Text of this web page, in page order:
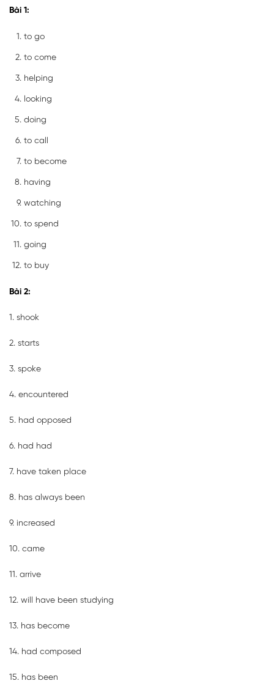
Bài 1:
to go
to come
helping
looking
doing
to call
to become
having
watching
to spend
going
to buy
Bài 2:
1. shook
2. starts
3. spoke
4. encountered
5. had opposed
6. had had
7. have taken place
8. has always been
9. increased
10. came
11. arrive
12. will have been studying
13. has become
14. had composed
15. has been